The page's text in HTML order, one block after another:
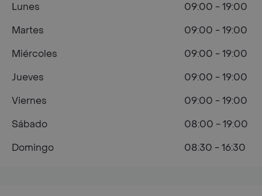
Lunes
09:00 - 19:00
Martes
09:00 - 19:00
Miércoles
09:00 - 19:00
Jueves
09:00 - 19:00
Viernes
09:00 - 19:00
Sábado
08:00 - 19:00
Domingo
08:30 - 16:30